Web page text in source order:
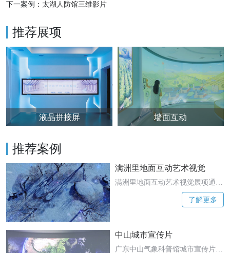
下一案例： 太湖人防馆三维影片
推荐展项
液晶拼接屏 墙面互动
推荐案例
满洲里地面互动艺术视觉
满洲里地面互动艺术视觉展项通过
精心制作的艺术影片，带领观众踏
上一场四季变换的奇妙之旅。当人
次呈现。
了解更多
中山城市宣传片
广东中山气象科普馆城市宣传片向